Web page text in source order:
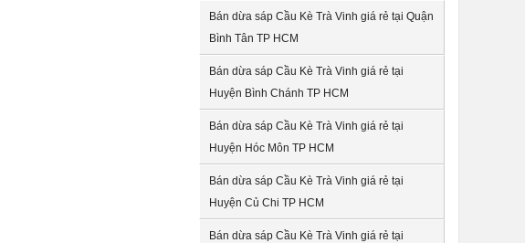
Bán dừa sáp Cầu Kè Trà Vinh giá rẻ tại Quận
Bình Tân TP HCM
Bán dừa sáp Cầu Kè Trà Vinh giá rẻ tại
Huyện Bình Chánh TP HCM
Bán dừa sáp Cầu Kè Trà Vinh giá rẻ tại
Huyện Hóc Môn TP HCM
Bán dừa sáp Cầu Kè Trà Vinh giá rẻ tại
Huyện Củ Chi TP HCM
Bán dừa sáp Cầu Kè Trà Vinh giá rẻ tại